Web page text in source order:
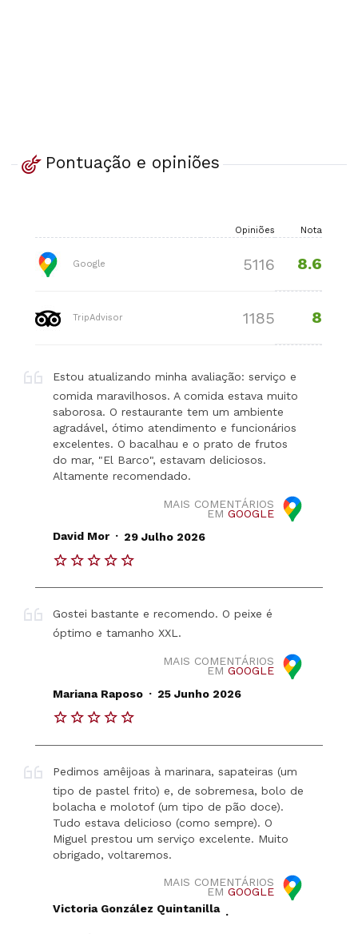
Pontuação e opiniões
Opiniões Nota
Google 5116 8.6
TripAdvisor 1185 8
Estou atualizando minha avaliação: serviço e
comida maravilhosos. A comida estava muito
saborosa. O restaurante tem um ambiente
agradável, ótimo atendimento e funcionários
excelentes. O bacalhau e o prato de frutos
do mar, "El Barco", estavam deliciosos.
Altamente recomendado.
MAIS COMENTÁRIOS
EM GOOGLE
David Mor . 29 Julho 2026
Gostei bastante e recomendo. O peixe é
óptimo e tamanho XXL.
MAIS COMENTÁRIOS
EM GOOGLE
Mariana Raposo . 25 Junho 2026
Pedimos amêijoas à marinara, sapateiras (um
tipo de pastel frito) e, de sobremesa, bolo de
bolacha e molotof (um tipo de pão doce).
Tudo estava delicioso (como sempre). O
Miguel prestou um serviço excelente. Muito
obrigado, voltaremos.
MAIS COMENTÁRIOS
EM GOOGLE
Victoria González Quintanilla .